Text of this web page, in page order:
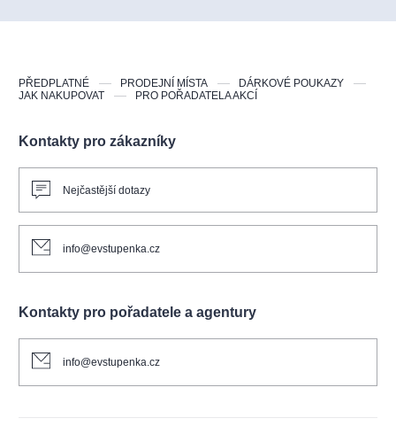
Kontakty pro zákazníky
Nejčastější dotazy
info@evstupenka.cz
Kontakty pro pořadatele a agentury
info@evstupenka.cz
PŘEDPLATNÉ PRODEJNÍ MÍSTA
DÁRKOVÉ POUKAZY
JAK NAKUPOVAT
PRO POŘADATELA AKCÍ